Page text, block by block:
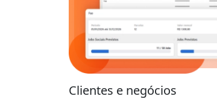
Clientes e negócios